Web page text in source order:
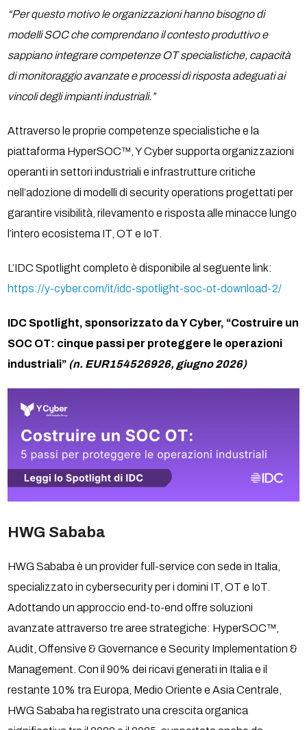
“Per questo motivo le organizzazioni hanno bisogno di
modelli SOC che comprendano il contesto produttivo e
sappiano integrare competenze OT specialistiche, capacità
di monitoraggio avanzate e processi di risposta adeguati ai
vincoli degli impianti industriali.”
Attraverso le proprie competenze specialistiche e la
piattaforma HyperSOC™, Y Cyber supporta organizzazioni
operanti in settori industriali e infrastrutture critiche
nell’adozione di modelli di security operations progettati per
garantire visibilità, rilevamento e risposta alle minacce lungo
l’intero ecosistema IT, OT e IoT.
L’IDC Spotlight completo è disponibile al seguente link:
https://y-cyber.com/it/idc-spotlight-soc-ot-download-2/
IDC Spotlight, sponsorizzato da Y Cyber, “Costruire un
SOC OT: cinque passi per proteggere le operazioni
industriali” (n. EUR154526926, giugno 2026)
HWG Sababa
HWG Sababa è un provider full-service con sede in Italia,
specializzato in cybersecurity per i domini IT, OT e IoT.
Adottando un approccio end-to-end offre soluzioni
avanzate attraverso tre aree strategiche: HyperSOC™,
Audit, Offensive & Governance e Security Implementation &
Management. Con il 90% dei ricavi generati in Italia e il
restante 10% tra Europa, Medio Oriente e Asia Centrale,
HWG Sababa ha registrato una crescita organica